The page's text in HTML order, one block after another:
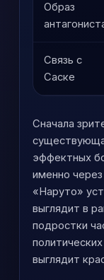
Образ
Связь с
Саске
Сначала
эффектных
именно
«Наруто»
выглядит в
подростки
выглядит